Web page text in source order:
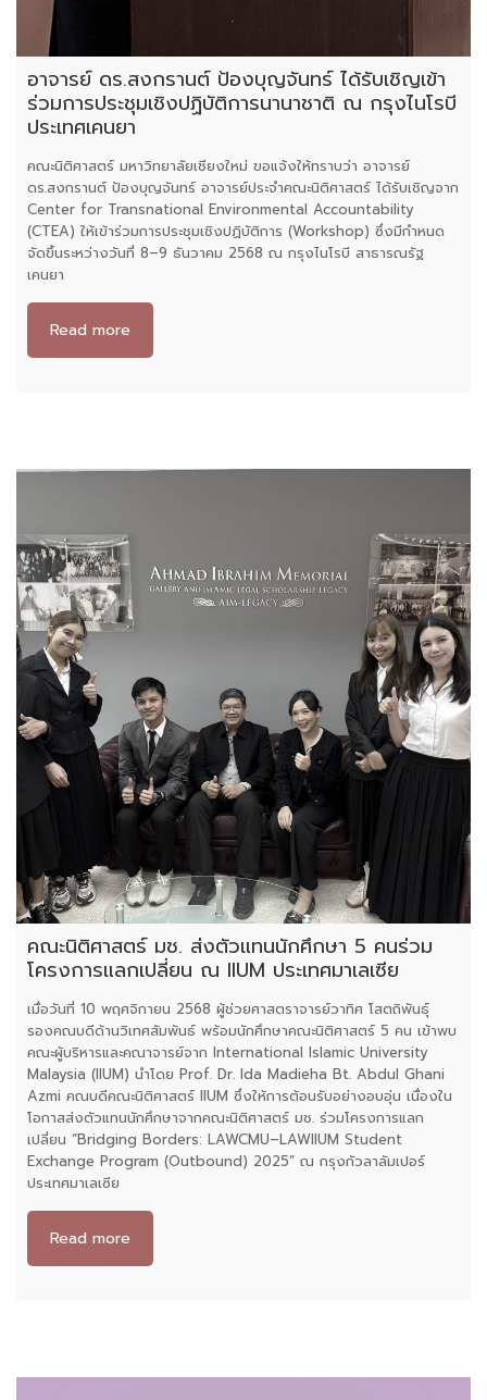
อาจารย์ ดร.สงกรานต์ ป้องบุญจันทร์ ได้รับเชิญเข้า
ร่วมการประชุมเชิงปฏิบัติการนานาชาติ ณ กรุงไนโรบี
ประเทศเคนยา
คณะนิติศาสตร์ มหาวิทยาลัยเชียงใหม่ ขอแจ้งให้ทราบว่า อาจารย์
ดร.สงกรานต์ ป้องบุญจันทร์ อาจารย์ประจำคณะนิติศาสตร์ ได้รับเชิญจาก
Center for Transnational Environmental Accountability
(CTEA) ให้เข้าร่วมการประชุมเชิงปฏิบัติการ (Workshop) ซึ่งมีกำหนด
จัดขึ้นระหว่างวันที่ 8–9 ธันวาคม 2568 ณ กรุงไนโรบี สาธารณรัฐ
เคนยา
Read more
คณะนิติศาสตร์ มช. ส่งตัวแทนนักศึกษา 5 คนร่วม
โครงการแลกเปลี่ยน ณ IIUM ประเทศมาเลเซีย
เมื่อวันที่ 10 พฤศจิกายน 2568 ผู้ช่วยศาสตราจารย์วาทิศ โสตถิพันธุ์
รองคณบดีด้านวิเทศสัมพันธ์ พร้อมนักศึกษาคณะนิติศาสตร์ 5 คน เข้าพบ
คณะผู้บริหารและคณาจารย์จาก International Islamic University
Malaysia (IIUM) นำโดย Prof. Dr. Ida Madieha Bt. Abdul Ghani
Azmi คณบดีคณะนิติศาสตร์ IIUM ซึ่งให้การต้อนรับอย่างอบอุ่น เนื่องใน
โอกาสส่งตัวแทนนักศึกษาจากคณะนิติศาสตร์ มช. ร่วมโครงการแลก
เปลี่ยน “Bridging Borders: LAWCMU–LAWIIUM Student
Exchange Program (Outbound) 2025” ณ กรุงกัวลาลัมเปอร์
ประเทศมาเลเซีย
Read more